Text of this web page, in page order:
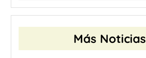
Más Noticias